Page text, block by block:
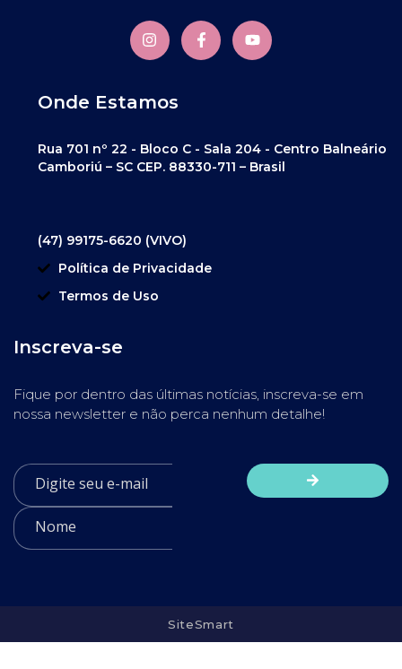
Onde Estamos
Rua 701 nº 22 - Bloco C - Sala 204 - Centro Balneário
Camboriú – SC CEP. 88330-711 – Brasil
(47) 99175-6620 (VIVO)
Política de Privacidade
Termos de Uso
Inscreva-se
Fique por dentro das últimas notícias, inscreva-se em
nossa newsletter e não perca nenhum detalhe!
SiteSmart